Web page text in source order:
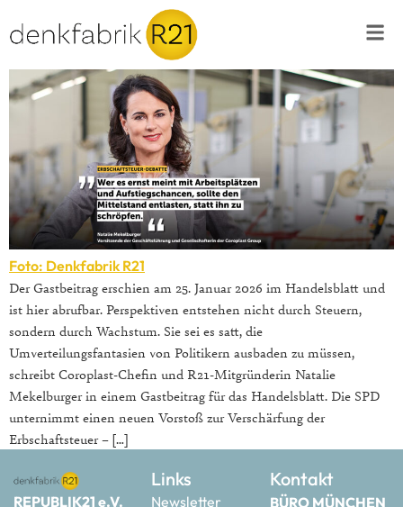
Foto: Denkfabrik R21
Der Gastbeitrag erschien am 25. Januar 2026 im Handelsblatt und
ist hier abrufbar. Perspektiven entstehen nicht durch Steuern,
sondern durch Wachstum. Sie sei es satt, die
Umverteilungsfantasien von Politikern ausbaden zu müssen,
schreibt Coroplast-Chefin und R21-Mitgründerin Natalie
Mekelburger in einem Gastbeitrag für das Handelsblatt. Die SPD
unternimmt einen neuen Vorstoß zur Verschärfung der
Erbschaftsteuer – […]
REPUBLIK21 e.V.
Links
Newsletter
Kontakt
BÜRO MÜNCHEN